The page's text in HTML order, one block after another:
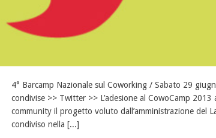
4° Barcamp Nazionale sul Coworking / Sabato 29
condivise >> Twitter >> L’adesione al CowoCamp
community il progetto voluto dall’amministrazione del
condiviso nella [...]